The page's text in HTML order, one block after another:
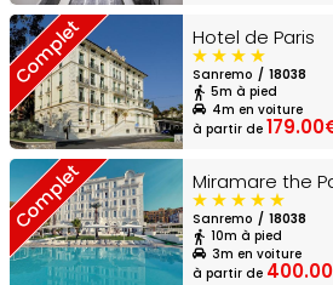
Complet Hotel de Paris
Sanremo
18038
5m à pied
4m en voiture
à partir de
Complet Miramare the
Sanremo
18038
10m à pied
3m en voiture
à partir de